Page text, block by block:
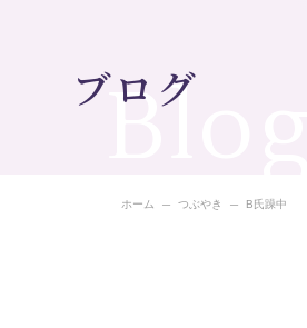
ブログ
Blog
ホーム つぶやき B氏躁中